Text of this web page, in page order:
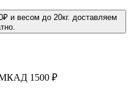
и весом до 20кг. доставляем
МКАД 1500 ₽